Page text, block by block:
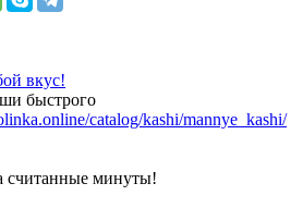
быстрого
catalog/kashi/mannye_kashi/
считанные минуты!